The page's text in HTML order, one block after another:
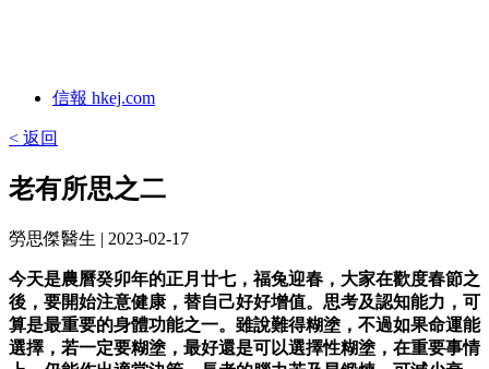
信報 hkej.com
< 返回
老有所思之二
勞思傑醫生 | 2023-02-17
今天是農曆癸卯年的正月廿七，福兔迎春，大家在歡度春節之
後，要開始注意健康，替自己好好增值。思考及認知能力，可
算是最重要的身體功能之一。雖說難得糊塗，不過如果命運能
選擇，若一定要糊塗，最好還是可以選擇性糊塗，在重要事情